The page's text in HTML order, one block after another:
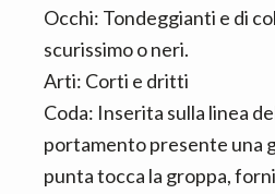
Occhi: Tondeggianti e di
scurissimo o neri.
Arti: Corti e dritti
Coda: Inserita sulla linea
portamento presente una
punta tocca la groppa,